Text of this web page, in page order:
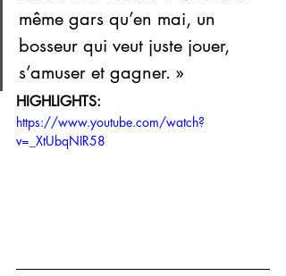
même gars qu’en mai, un
bosseur qui veut juste jouer,
s’amuser et gagner. »
HIGHLIGHTS:
https://www.youtube.com/watch?
v=_XtUbqNIR58